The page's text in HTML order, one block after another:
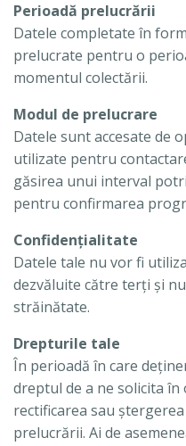
Perioadă prelucrării
Datele completate în
prelucrate pentru o
momentul colectării.
Modul de prelucrare
Datele sunt accesate de
utilizate pentru
găsirea unui interval
pentru confirmarea
Confidențialitate
Datele tale nu vor fi
dezvăluite către terți și
străinătate.
Drepturile tale
În perioadă în care
dreptul de a ne solicita în
rectificarea sau
prelucrării. Ai de